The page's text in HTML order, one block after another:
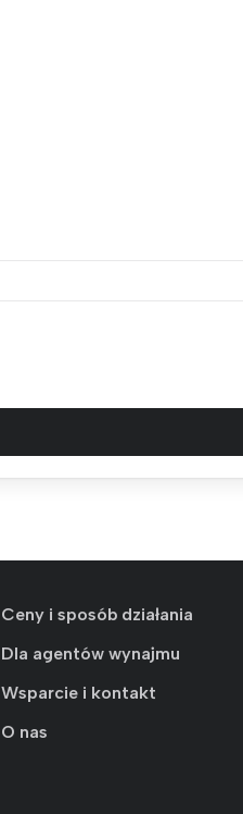
Ceny i sposób działania
Dla agentów wynajmu
Wsparcie i kontakt
O nas